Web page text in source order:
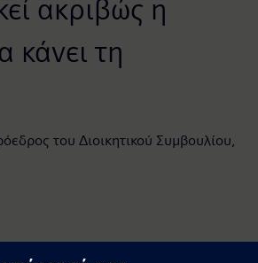
ακριβώς η
κάνει τη
του Διοικητικού Συμβουλίου,